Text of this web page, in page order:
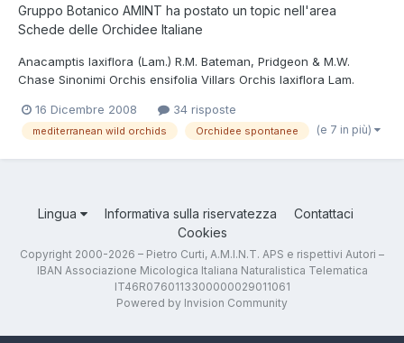
Gruppo Botanico AMINT ha postato un topic nell'area
Schede delle Orchidee Italiane
Anacamptis laxiflora (Lam.) R.M. Bateman, Pridgeon & M.W.
Chase Sinonimi Orchis ensifolia Villars Orchis laxiflora Lam.
Orchis palustris subsp. laxiflora Friedrichsthal Tassonomia
Regno: Plantae Divisione: Magnoliophyta Classe: Llio...
16 Dicembre 2008 34 risposte
mediterranean wild orchids Orchidee spontanee (e 7 in più)
Lingua Informativa sulla riservatezza
Contattaci
Cookies
Copyright 2000-2026 – Pietro Curti, A.M.I.N.T. APS e rispettivi Autori –
IBAN Associazione Micologica Italiana Naturalistica Telematica
IT46R0760113300000029011061
Powered by Invision Community